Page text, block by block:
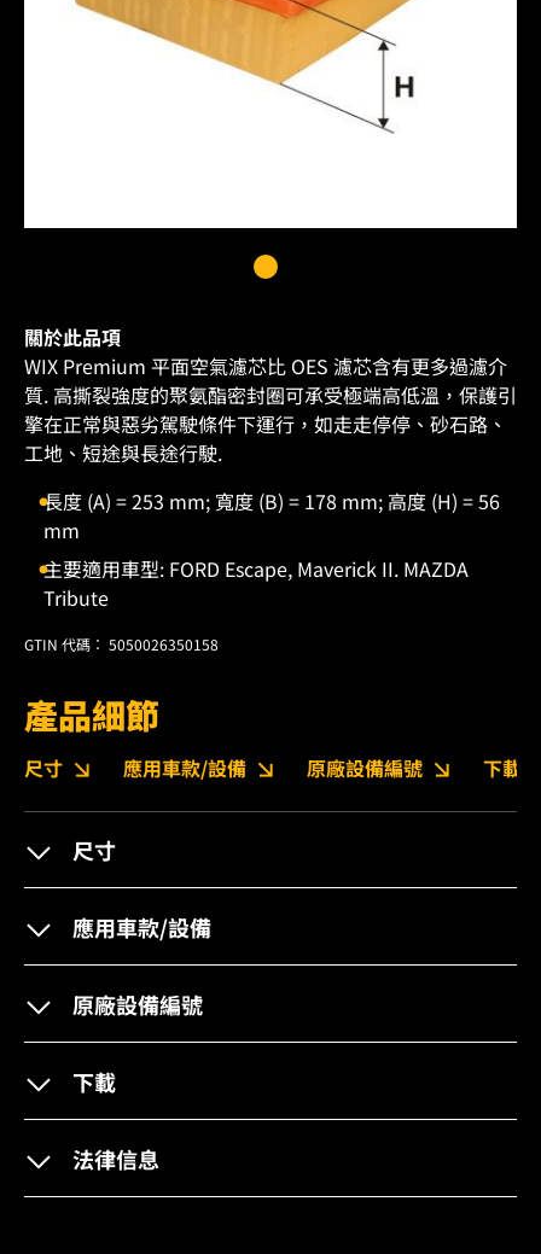
關於此品項
WIX Premium 平面空氣濾芯比 OES 濾芯含有更多過濾介
質. 高撕裂強度的聚氨酯密封圈可承受極端高低溫，保護引
擎在正常與惡劣駕駛條件下運行，如走走停停、砂石路、
工地、短途與長途行駛.
長度 (A) = 253 mm; 寬度 (B) = 178 mm; 高度 (H) = 56
mm
主要適用車型: FORD Escape, Maverick II. MAZDA
Tribute
GTIN 代碼： 5050026350158
產品細節
尺寸 應用車款/設備 原廠設備編號 下載
尺寸
應用車款/設備
原廠設備編號
下載
法律信息